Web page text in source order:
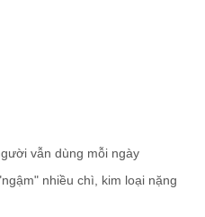
vẫn dùng mỗi ngày
nhiều chì, kim loại nặng